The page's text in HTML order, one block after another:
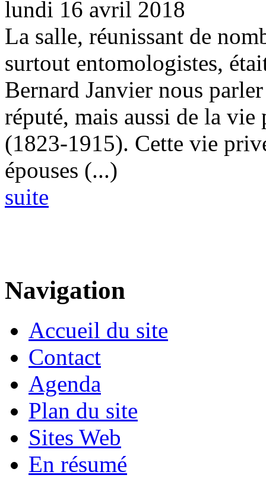
lundi 16 avril 2018
La salle, réunissant de
surtout entomologistes,
Bernard Janvier nous
réputé, mais aussi de la
(1823-1915). Cette vie
épouses (...)
suite
Navigation
Accueil du site
Contact
Agenda
Plan du site
Sites Web
En résumé